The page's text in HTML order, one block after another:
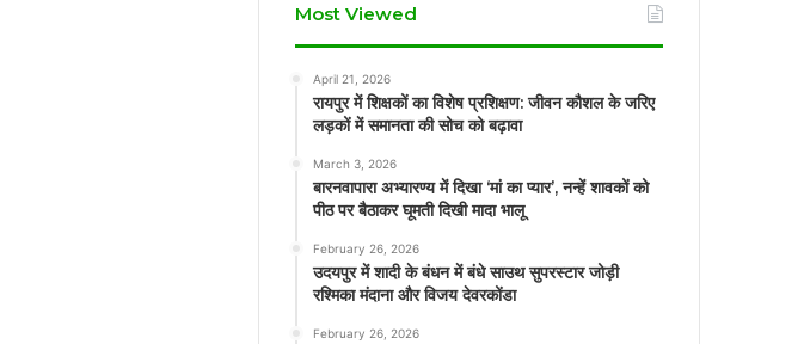
Most Viewed
April 21, 2026
रायपुर में शिक्षकों का विशेष प्रशिक्षण: जीवन कौशल के जरिए
लड़कों में समानता की सोच को बढ़ावा
March 3, 2026
बारनवापारा अभ्यारण्य में दिखा ‘मां का प्यार’, नन्हें शावकों को
पीठ पर बैठाकर घूमती दिखी मादा भालू
February 26, 2026
उदयपुर में शादी के बंधन में बंधे साउथ सुपरस्टार जोड़ी
रश्मिका मंदाना और विजय देवरकोंडा
February 26, 2026